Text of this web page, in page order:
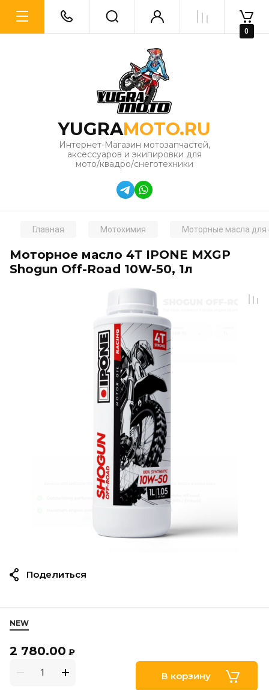
YUGRAMOTO.RU
Интернет-Магазин мотозапчастей,
аксессуаров и экипировки для
мото/квадро/снеготехники
0
Главная Мотохимия Моторные масла для
Моторное масло 4Т IPONE MXGP
Shogun Off-Road 10W-50, 1л
NEW
2 780.00 ₽
В корзину
Поделиться